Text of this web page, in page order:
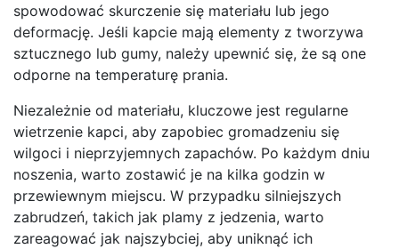
spowodować skurczenie się materiału lub jego
deformację. Jeśli kapcie mają elementy z tworzywa
sztucznego lub gumy, należy upewnić się, że są one
odporne na temperaturę prania.
Niezależnie od materiału, kluczowe jest regularne
wietrzenie kapci, aby zapobiec gromadzeniu się
wilgoci i nieprzyjemnych zapachów. Po każdym dniu
noszenia, warto zostawić je na kilka godzin w
przewiewnym miejscu. W przypadku silniejszych
zabrudzeń, takich jak plamy z jedzenia, warto
zareagować jak najszybciej, aby uniknąć ich